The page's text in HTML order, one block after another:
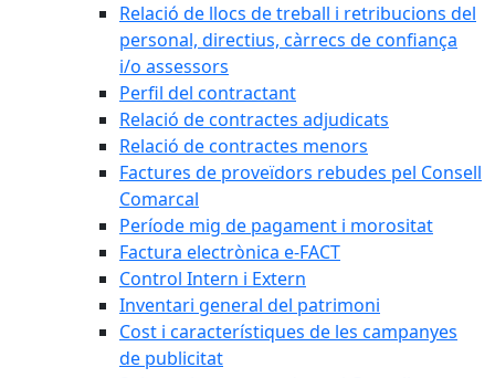
Relació de llocs de treball i retribucions del
personal, directius, càrrecs de confiança
i/o assessors
Perfil del contractant
Relació de contractes adjudicats
Relació de contractes menors
Factures de proveïdors rebudes pel Consell
Comarcal
Període mig de pagament i morositat
Factura electrònica e-FACT
Control Intern i Extern
Inventari general del patrimoni
Cost i característiques de les campanyes
de publicitat